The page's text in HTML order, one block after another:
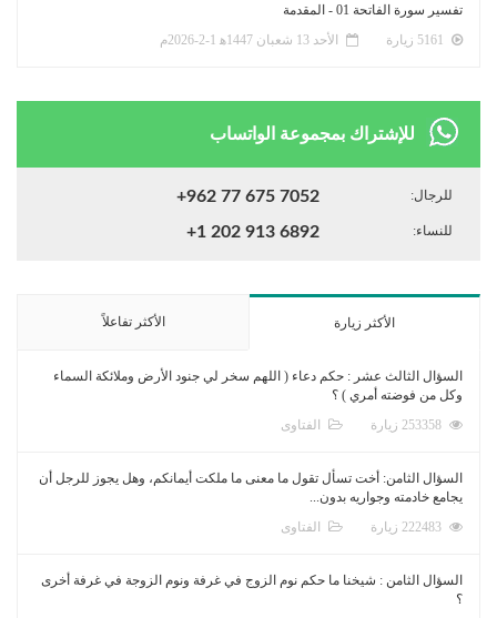
تفسير سورة الفاتحة 01 - المقدمة
الأحد 13 شعبان 1447ﻫ 1-2-2026م
للإشتراك بمجموعة الواتساب
للرجال: +962 77 675 7052
للنساء: +1 202 913 6892
الأكثر زيارة الأكثر تفاعلاً
السؤال الثالث عشر : حكم دعاء ( اللهم سخر لي جنود الأرض وملائكة السماء
وكل من فوضته أمري ) ؟
الفتاوى
السؤال الثامن: أخت تسأل تقول ما معنى ما ملكت أيمانكم، وهل يجوز للرجل أن
يجامع خادمته وجواريه بدون...
الفتاوى
السؤال الثامن : شيخنا ما حكم نوم الزوج في غرفة ونوم الزوجة في غرفة أخرى
؟